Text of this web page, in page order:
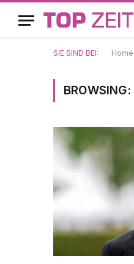
SIE SIND BEI: Home
BROWSING: